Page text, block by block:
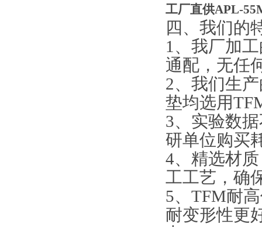
工厂直供APL-
四、我们的
1、我厂加
通配，无任
2、我们生
垫均选用
3、实验数
研单位购买
4、精选材
工工艺，确
5、TFM耐
耐变形性更